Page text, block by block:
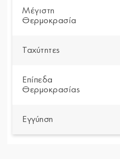
Μέγιστη
Θερμοκρασία
Ταχύτητες
Επίπεδα
Θερμοκρασίας
Εγγύηση